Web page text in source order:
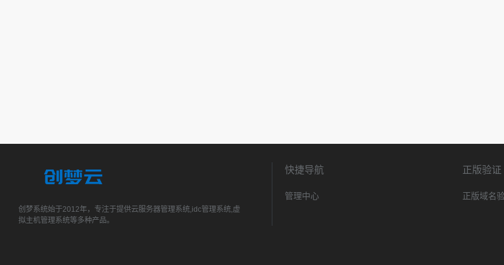
创梦系统始于2012年，专注于提供云服务器管理系统,idc管理系统,虚
拟主机管理系统等多种产品。
快捷导航
管理中心
正版验证
正版域名